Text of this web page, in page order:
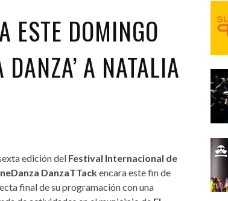
ESTE DOMINGO
A NATALIA
edición del Festival Internacional de
DanzaTTackencara este fin de
final de su programación con una